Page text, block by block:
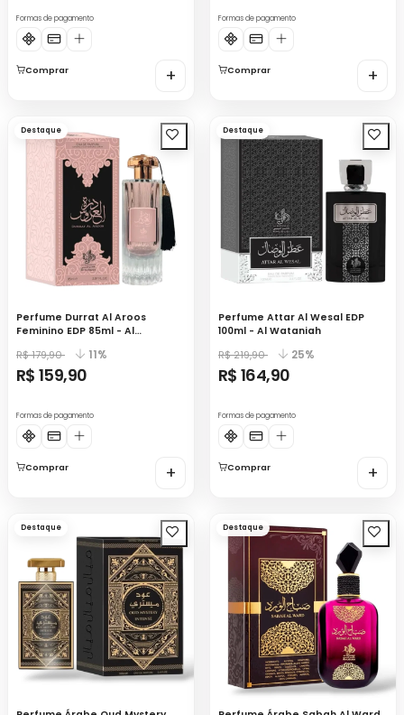
Formas de pagamento
Comprar +
Formas de pagamento
Comprar +
Destaque
Perfume Durrat Al Aroos
Feminino EDP 85ml - Al
R$ 179,90 11%
R$ 159,90
Formas de pagamento
Comprar +
Destaque
Perfume Attar Al Wesal EDP
100ml - Al Wataniah
R$ 219,90 25%
R$ 164,90
Formas de pagamento
Comprar +
Destaque Destaque